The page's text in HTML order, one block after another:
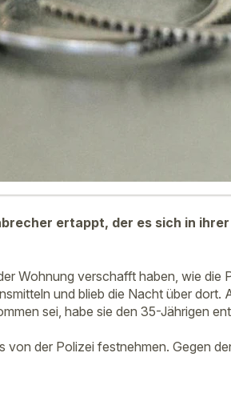
ertappt, der es sich in
Wohnung verschafft haben, wie die
und blieb die Nacht über dort.
sei, habe sie den 35-Jährigen
von der Polizei festnehmen. Gegen